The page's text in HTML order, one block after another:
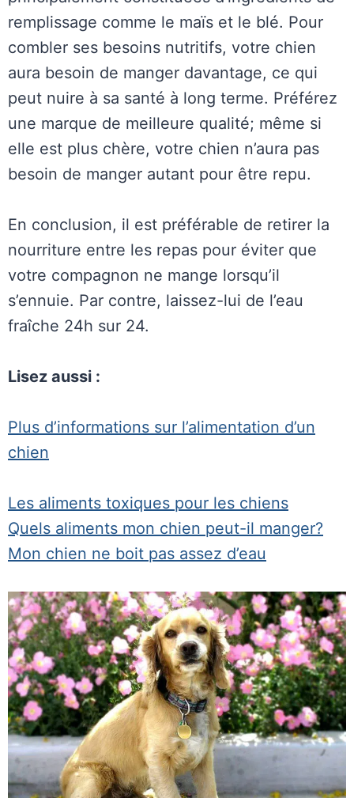
remplissage comme le maïs et le blé. Pour
combler ses besoins nutritifs, votre chien
aura besoin de manger davantage, ce qui
peut nuire à sa santé à long terme. Préférez
une marque de meilleure qualité; même si
elle est plus chère, votre chien n’aura pas
besoin de manger autant pour être repu.
En conclusion, il est préférable de retirer la
nourriture entre les repas pour éviter que
votre compagnon ne mange lorsqu’il
s’ennuie. Par contre, laissez-lui de l’eau
fraîche 24h sur 24.
Lisez aussi :
Plus d’informations sur l’alimentation d’un
chien
Les aliments toxiques pour les chiens
Quels aliments mon chien peut-il manger?
Mon chien ne boit pas assez d’eau